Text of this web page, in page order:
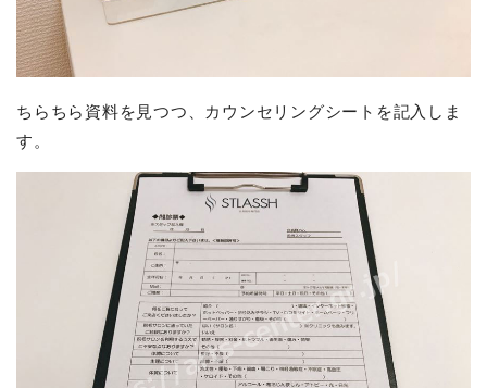
ちらちら資料を見つつ、カウンセリングシートを記入しま
す。